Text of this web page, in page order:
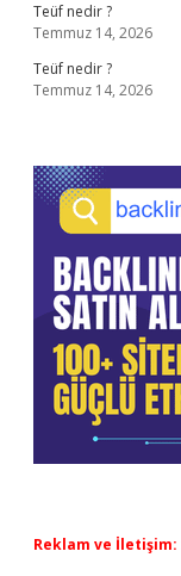
Teüf nedir ?
Temmuz 14, 2026
Teüf nedir ?
Temmuz 14, 2026
Reklam ve İletişim: